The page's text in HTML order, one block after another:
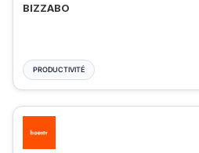
BIZZABO
PRODUCTIVITÉ